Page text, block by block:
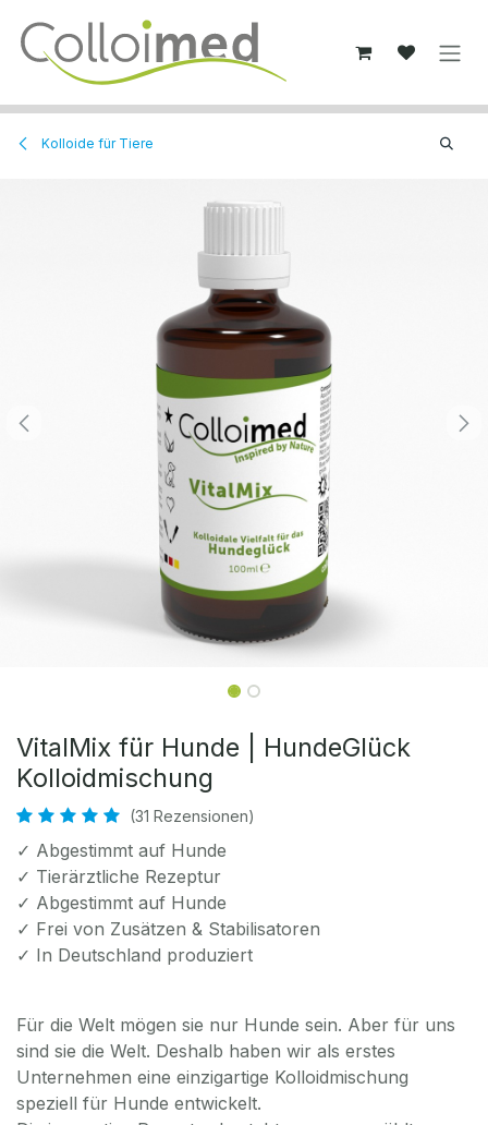
Kolloide für Tiere
VitalMix für Hunde | HundeGlück
Kolloidmischung
(31 Rezensionen)
✓ Abgestimmt auf Hunde
✓ Tierärztliche Rezeptur
✓ Abgestimmt auf Hunde
✓ Frei von Zusätzen & Stabilisatoren
✓ In Deutschland produziert
Für die Welt mögen sie nur Hunde sein. Aber für uns
sind sie die Welt. Deshalb haben wir als erstes
Unternehmen eine einzigartige Kolloidmischung
speziell für Hunde entwickelt.